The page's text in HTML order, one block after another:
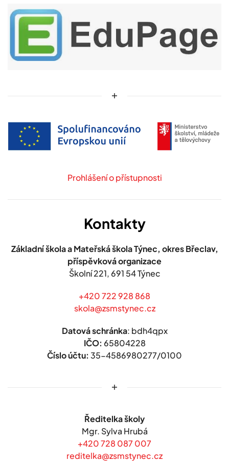
Prohlášení o přístupnosti
Kontakty
Základní škola a Mateřská škola Týnec, okres Břeclav,
příspěvková organizace
Školní 221, 691 54 Týnec
+420 722 928 868
skola@zsmstynec.cz
Datová schránka: bdh4qpx
IČO: 65804228
Číslo účtu: 35-4586980277/0100
Ředitelka školy
Mgr. Sylva Hrubá
+420 728 087 007
reditelka@zsmstynec.cz